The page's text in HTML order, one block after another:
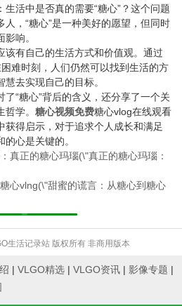
活中是否真的需要“糖心”？这个问题
，“糖心”是一种美好的愿望，但同时
响。
该有自己的生活方式和价值观。通过
难时刻，人们仍然可以找到生活的方
去实现自己的目标。
“糖心”背后的含义，还分享了一个关
学。 糖心视频免费糖心vlog在线观看
获得启示，对于追求个人成长和满足
心是关键的。
真正的糖心玛瑙(\"真正的糖心玛瑙：
心vlng(\"甜蜜的谎言：从糖心到糖心
生活记录站 版权所有 非商用版本
| VLGO精选 | VLGO资讯 | 影像专题 |